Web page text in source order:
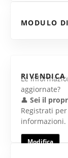
MODULO
Le
aggiornate?
👤 Sei il
Registrati
informazioni.
Modifica